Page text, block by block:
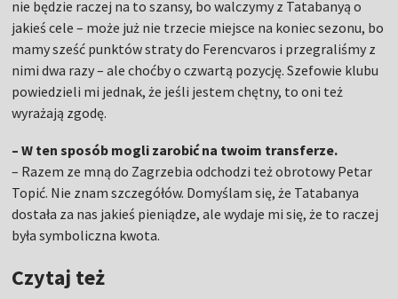
nie będzie raczej na to szansy, bo walczymy z Tatabanyą o
jakieś cele – może już nie trzecie miejsce na koniec sezonu, bo
mamy sześć punktów straty do Ferencvaros i przegraliśmy z
nimi dwa razy – ale choćby o czwartą pozycję. Szefowie klubu
powiedzieli mi jednak, że jeśli jestem chętny, to oni też
wyrażają zgodę.
– W ten sposób mogli zarobić na twoim transferze.
– Razem ze mną do Zagrzebia odchodzi też obrotowy Petar
Topić. Nie znam szczegółów. Domyślam się, że Tatabanya
dostała za nas jakieś pieniądze, ale wydaje mi się, że to raczej
była symboliczna kwota.
Czytaj też